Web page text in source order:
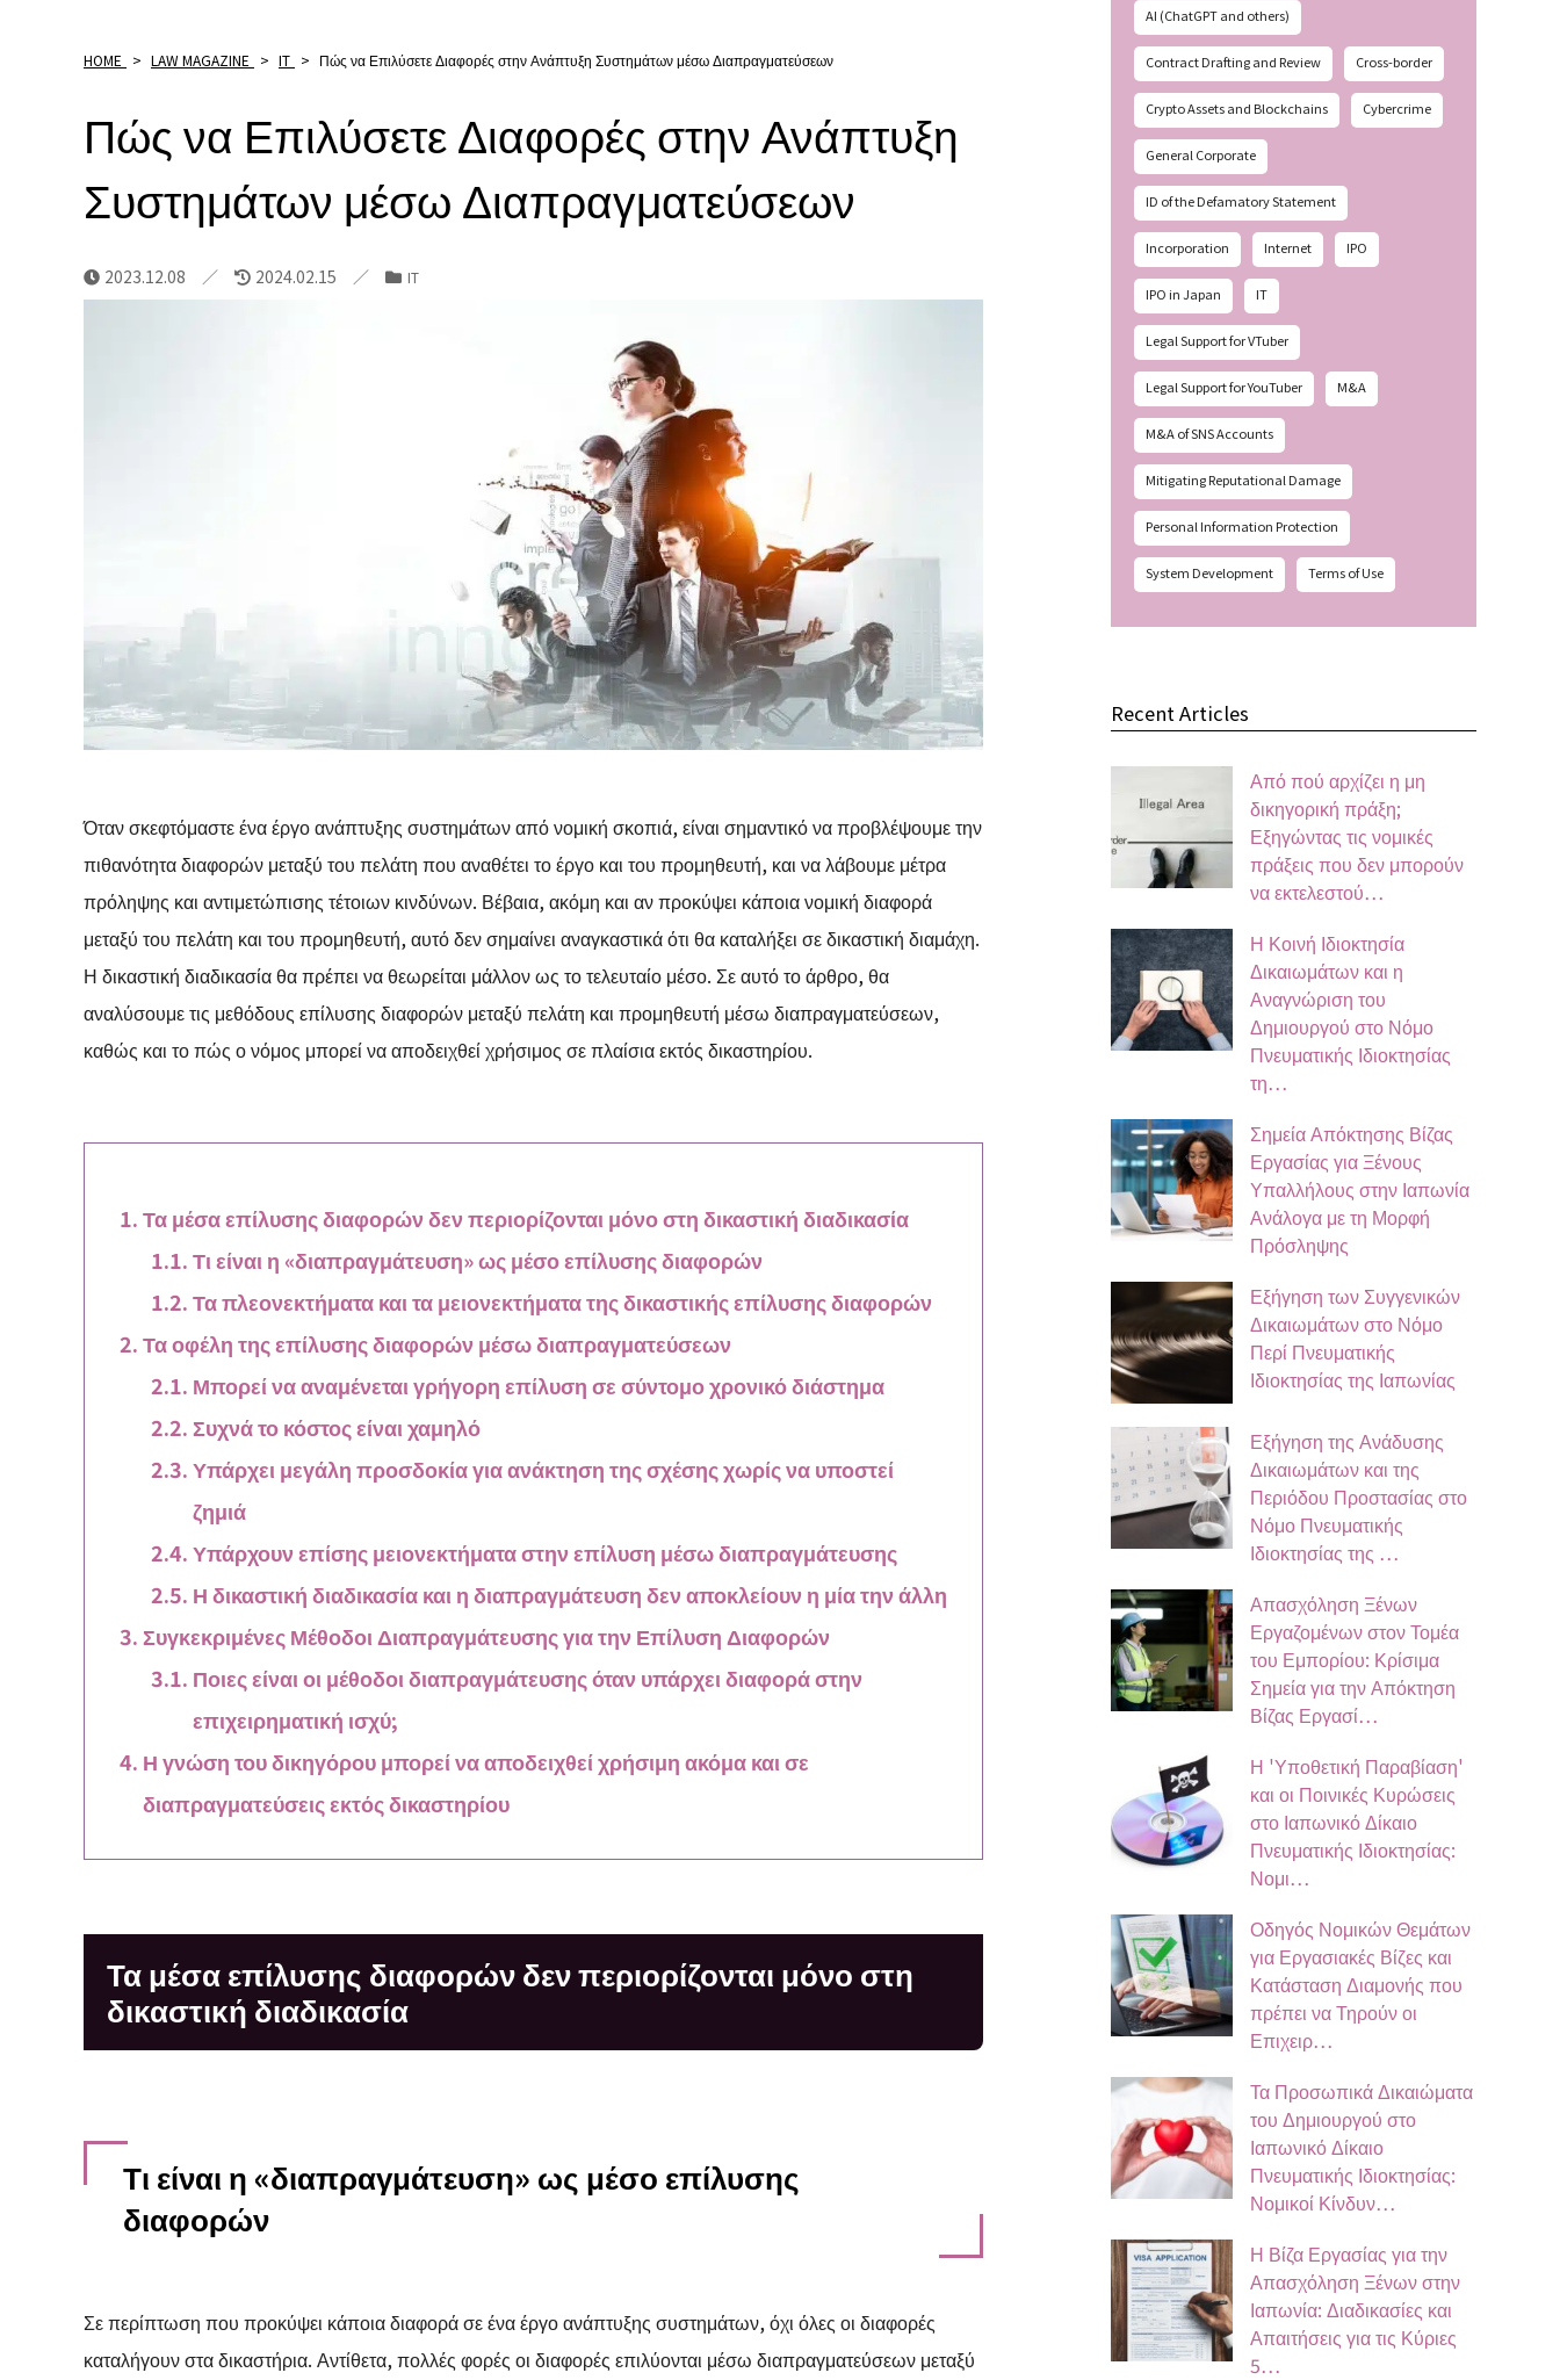
HOME > LAW MAGAZINE > IT > Πώς να Επιλύσετε Διαφορές στην Ανάπτυξη Συστημάτων μέσω Διαπραγματεύσεων
Πώς να Επιλύσετε Διαφορές στην Ανάπτυξη
Συστημάτων μέσω Διαπραγματεύσεων
2023.12.08 2024.02.15 IT
Όταν σκεφτόμαστε ένα έργο ανάπτυξης συστημάτων από νομική σκοπιά, είναι σημαντικό να προβλέψουμε την
πιθανότητα διαφορών μεταξύ του πελάτη που αναθέτει το έργο και του προμηθευτή, και να λάβουμε μέτρα
πρόληψης και αντιμετώπισης τέτοιων κινδύνων. Βέβαια, ακόμη και αν προκύψει κάποια νομική διαφορά
μεταξύ του πελάτη και του προμηθευτή, αυτό δεν σημαίνει αναγκαστικά ότι θα καταλήξει σε δικαστική διαμάχη.
Η δικαστική διαδικασία θα πρέπει να θεωρείται μάλλον ως το τελευταίο μέσο. Σε αυτό το άρθρο, θα
αναλύσουμε τις μεθόδους επίλυσης διαφορών μεταξύ πελάτη και προμηθευτή μέσω διαπραγματεύσεων,
καθώς και το πώς ο νόμος μπορεί να αποδειχθεί χρήσιμος σε πλαίσια εκτός δικαστηρίου.
Τα μέσα επίλυσης διαφορών δεν περιορίζονται μόνο στη δικαστική διαδικασία
Τι είναι η «διαπραγμάτευση» ως μέσο επίλυσης διαφορών
Τα πλεονεκτήματα και τα μειονεκτήματα της δικαστικής επίλυσης διαφορών
Τα οφέλη της επίλυσης διαφορών μέσω διαπραγματεύσεων
Μπορεί να αναμένεται γρήγορη επίλυση σε σύντομο χρονικό διάστημα
Συχνά το κόστος είναι χαμηλό
Υπάρχει μεγάλη προσδοκία για ανάκτηση της σχέσης χωρίς να υποστεί
ζημιά
Υπάρχουν επίσης μειονεκτήματα στην επίλυση μέσω διαπραγμάτευσης
Η δικαστική διαδικασία και η διαπραγμάτευση δεν αποκλείουν η μία την άλλη
Συγκεκριμένες Μέθοδοι Διαπραγμάτευσης για την Επίλυση Διαφορών
Ποιες είναι οι μέθοδοι διαπραγμάτευσης όταν υπάρχει διαφορά στην
επιχειρηματική ισχύ;
Η γνώση του δικηγόρου μπορεί να αποδειχθεί χρήσιμη ακόμα και σε
διαπραγματεύσεις εκτός δικαστηρίου
Τα μέσα επίλυσης διαφορών δεν περιορίζονται μόνο στη
δικαστική διαδικασία
Τι είναι η «διαπραγμάτευση» ως μέσο επίλυσης
διαφορών
Σε περίπτωση που προκύψει κάποια διαφορά σε ένα έργο ανάπτυξης συστημάτων, όχι όλες οι διαφορές
καταλήγουν στα δικαστήρια. Αντίθετα, πολλές φορές οι διαφορές επιλύονται μέσω διαπραγματεύσεων μεταξύ
AI (ChatGPT and others)
Contract Drafting and Review Cross-border
Crypto Assets and Blockchains Cybercrime
General Corporate
ID of the Defamatory Statement
Incorporation Internet IPO
IPO in Japan IT
Legal Support for VTuber
Legal Support for YouTuber M&A
M&A of SNS Accounts
Mitigating Reputational Damage
Personal Information Protection
System Development Terms of Use
Recent Articles
Από πού αρχίζει η μη
δικηγορική πράξη;
Εξηγώντας τις νομικές
πράξεις που δεν μπορούν
να εκτελεστού…
Η Κοινή Ιδιοκτησία
Δικαιωμάτων και η
Αναγνώριση του
Δημιουργού στο Νόμο
Πνευματικής Ιδιοκτησίας
τη…
Σημεία Απόκτησης Βίζας
Εργασίας για Ξένους
Υπαλλήλους στην Ιαπωνία
Ανάλογα με τη Μορφή
Πρόσληψης
Εξήγηση των Συγγενικών
Δικαιωμάτων στο Νόμο
Περί Πνευματικής
Ιδιοκτησίας της Ιαπωνίας
Εξήγηση της Ανάδυσης
Δικαιωμάτων και της
Περιόδου Προστασίας στο
Νόμο Πνευματικής
Ιδιοκτησίας της …
Απασχόληση Ξένων
Εργαζομένων στον Τομέα
του Εμπορίου: Κρίσιμα
Σημεία για την Απόκτηση
Βίζας Εργασί…
Η 'Υποθετική Παραβίαση'
και οι Ποινικές Κυρώσεις
στο Ιαπωνικό Δίκαιο
Πνευματικής Ιδιοκτησίας:
Νομι…
Οδηγός Νομικών Θεμάτων
για Εργασιακές Βίζες και
Κατάσταση Διαμονής που
πρέπει να Τηρούν οι
Επιχειρ…
Τα Προσωπικά Δικαιώματα
του Δημιουργού στο
Ιαπωνικό Δίκαιο
Πνευματικής Ιδιοκτησίας:
Νομικοί Κίνδυν…
Η Βίζα Εργασίας για την
Απασχόληση Ξένων στην
Ιαπωνία: Διαδικασίες και
Απαιτήσεις για τις Κύριες
5…